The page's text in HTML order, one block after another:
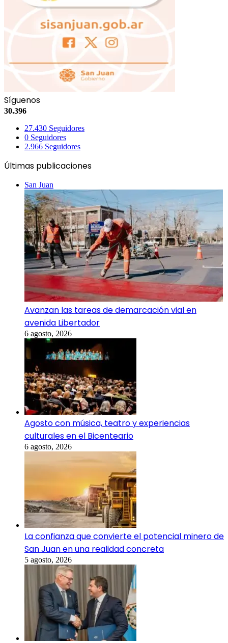
Síguenos
30.396
27.430 Seguidores
0 Seguidores
2.966 Seguidores
Últimas publicaciones
San Juan
Avanzan las tareas de demarcación vial en
avenida Libertador
6 agosto, 2026
Agosto con música, teatro y experiencias
culturales en el Bicenteario
6 agosto, 2026
La confianza que convierte el potencial minero de
San Juan en una realidad concreta
5 agosto, 2026